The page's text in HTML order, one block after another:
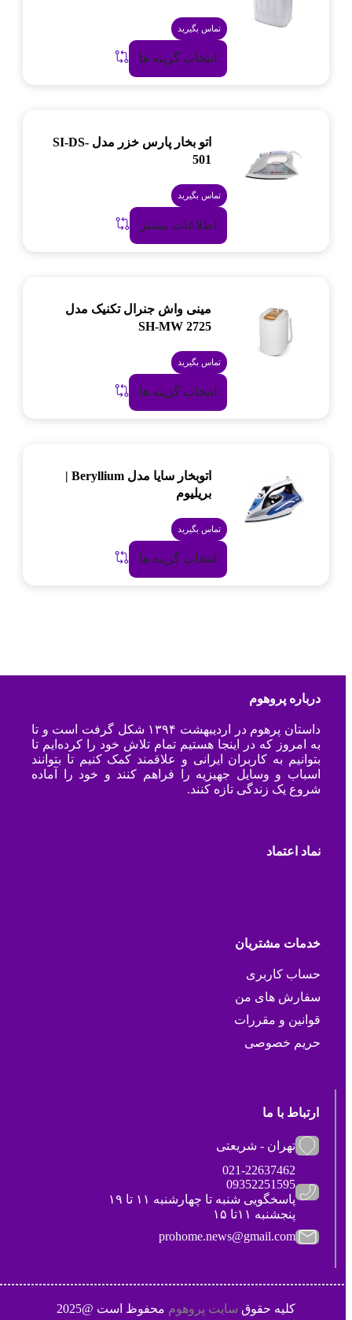
تماس بگیرید
انتخاب گزینه ها
اتو بخار پارس خزر مدل SI-DS-
501
تماس بگیرید
اطلاعات بیشتر
مینی واش جنرال تکنیک مدل
SH-MW 2725
تماس بگیرید
انتخاب گزینه ها
اتوبخار سایا مدل Beryllium |
بریلیوم
تماس بگیرید
انتخاب گزینه ها
درباره پروهوم
داستان پرهوم در اردیبهشت ۱۳۹۴ شکل گرفت است و تا
به امروز که در اینجا هستیم تمام تلاش خود را کرده‌ایم تا
بتوانیم به کاربران ایرانی و علاقمند کمک کنیم تا بتوانند
اسباب و وسایل جهیزیه را فراهم کنند و خود را آماده
شروع یک زندگی تازه کنند.
نماد اعتماد
خدمات مشتریان
حساب کاربری
سفارش های من
قوانین و مقررات
حریم خصوصی
ارتباط با ما
تهران - شریعتی
021-22637462
09352251595
پاسخگویی شنبه تا چهارشنبه ۱۱ تا ۱۹
پنجشنبه ۱۱تا ۱۵
prohome.news@gmail.com
کلیه حقوقسایت پروهوممحفوظ است @2025